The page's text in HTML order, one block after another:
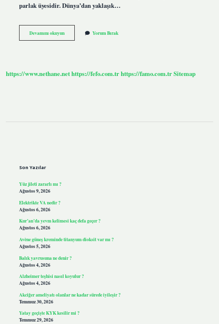
parlak üyesidir. Dünya’dan yaklaşık…
Devamını okuyunGece
Gördüğümüz
Nedir
Yorum Bırak
https://www.nethane.nethttps://fefo.com.trhttps://famo.com.trSitemap
Son Yazılar
Yüz jileti zararlı mı ?
Ağustos 9, 2026
Elektrikte VA nedir ?
Ağustos 6, 2026
Kur’an’da yevm kelimesi kaç defa geçer ?
Ağustos 6, 2026
Avène güneş kreminde titanyum dioksit var mı ?
Ağustos 5, 2026
Balık yavrusuna ne denir ?
Ağustos 4, 2026
Alzheimer teşhisi nasıl koyulur ?
Ağustos 4, 2026
Akciğer ameliyatı olanlar ne kadar sürede iyileşir ?
Temmuz 30, 2026
Yatay geçişte KYK kesilir mi ?
Temmuz 29, 2026